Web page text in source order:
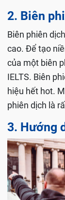
2. Biên
Biên phiên
cao. Để tạo
của một biên
IELTS. Biên
hiệu hết hot.
phiên dịch là
3. Hướng